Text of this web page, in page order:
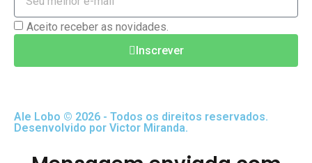
Aceito receber as novidades.
Inscrever
Ale Lobo © 2026 - Todos os direitos reservados.
Desenvolvido por Victor Miranda.